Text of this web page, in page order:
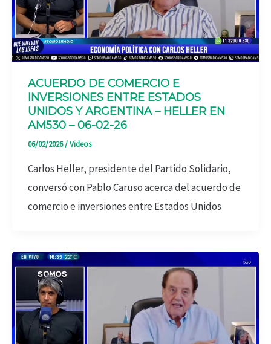
ACUERDO DE COMERCIO E
INVERSIONES ENTRE ESTADOS
UNIDOS Y ARGENTINA – HELLER EN
AM530 – 06-02-26
06/02/2026/Videos
Carlos Heller, presidente del Partido Solidario,
conversó con Pablo Caruso acerca del acuerdo de
comercio e inversiones entre Estados Unidos